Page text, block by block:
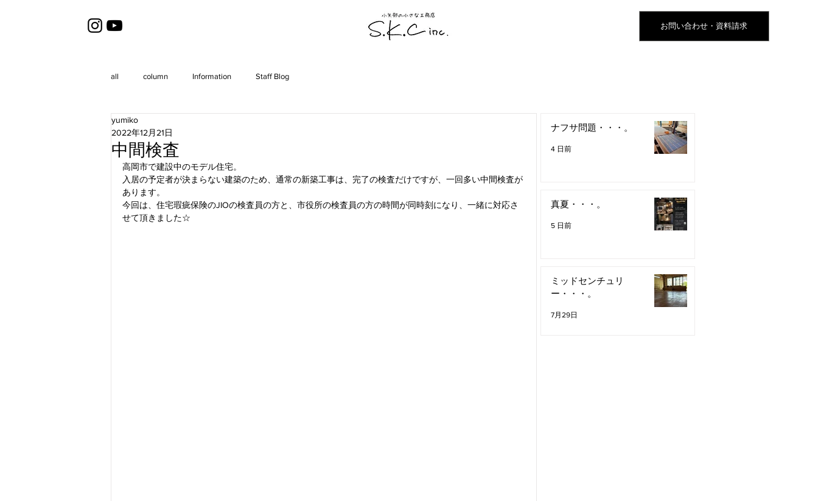
お問い合わせ・資料請求
all column Information Staff Blog
中間検査
yumiko
2022年12月21日
高岡市で建設中のモデル住宅。
入居の予定者が決まらない建築のため、通常の新築工事は、完了の検査だけですが、一回多い中間検査が
あります。
今回は、住宅瑕疵保険のJIOの検査員の方と、市役所の検査員の方の時間が同時刻になり、一緒に対応さ
せて頂きました☆
ナフサ問題・・・。
4 日前
真夏・・・。
5 日前
ミッドセンチュリ
ー・・・。
7月29日